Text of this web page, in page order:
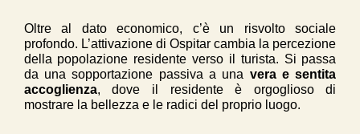
Oltre al dato economico, c’è un risvolto sociale
profondo. L’attivazione di Ospitar cambia la percezione
della popolazione residente verso il turista. Si passa
da una sopportazione passiva a una vera e sentita
accoglienza, dove il residente è orgoglioso di
mostrare la bellezza e le radici del proprio luogo.